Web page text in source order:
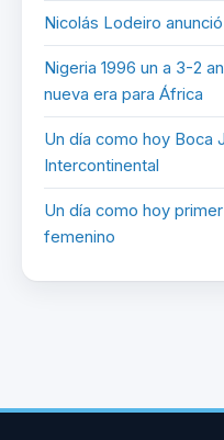
Nicolás Lodeiro
Nigeria 1996 un a 3-2
nueva era para África
Un día como hoy Boca
Intercontinental
Un día como hoy
femenino